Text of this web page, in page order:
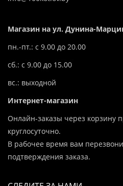
Магазин на ул. Дунина-
пн.-пт.: с 9.00 до 20.00
сб.: с 9.00 до 15.00
вс.: выходной
Интернет-магазин
Онлайн-заказы через корзину
круглосуточно.
В рабочее время вам
подтверждения заказа.